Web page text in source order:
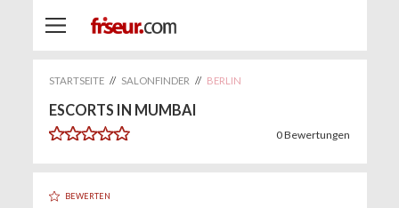
STARTSEITE // SALONFINDER // BERLIN
ESCORTS IN MUMBAI
0Bewertungen
BEWERTEN